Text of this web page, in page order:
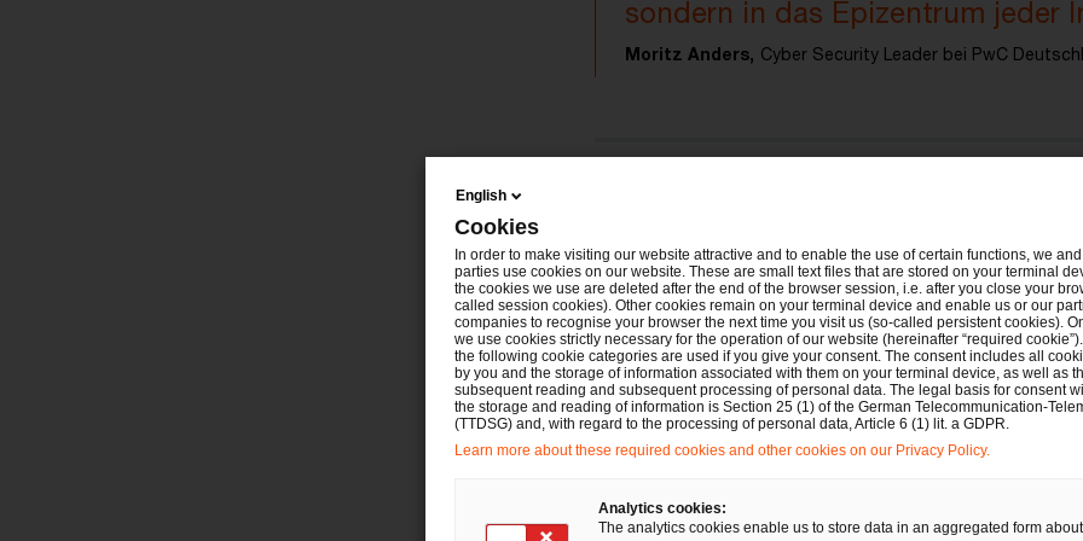
sondern in das Epizentrum jeder
Moritz Anders, Cyber Security Leader bei PwC
Ausgezeichnet als Leader im Forrester
PwC wurde im IDC MarketScape:
Risk, and Compliance Consulting and
Assessment“ als „Leader“ ausgezeichnet.
English
Cookies
In order to make visiting our website attractive and to enable the use of certain functions, we
parties use cookies on our website. These are small text files that are stored on your terminal
the cookies we use are deleted after the end of the browser session, i.e. after you close your
called session cookies). Other cookies remain on your terminal device and enable us or our
companies to recognise your browser the next time you visit us (so-called persistent cookies).
we use cookies strictly necessary for the operation of our website (hereinafter “required
the following cookie categories are used if you give your consent. The consent includes all
by you and the storage of information associated with them on your terminal device, as well as
subsequent reading and subsequent processing of personal data. The legal basis for consent
the storage and reading of information is Section 25 (1) of the German Telecommunication-
(TTDSG) and, with regard to the processing of personal data, Article 6 (1) lit. a GDPR.
Learn more about these required cookies and other cookies on our Privacy Policy.
Analytics cookies:
The analytics cookies enable us to store data in an aggregated form